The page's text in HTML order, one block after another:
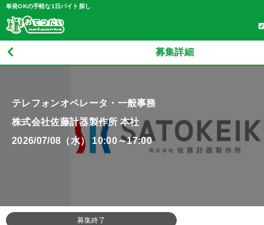
単発OKの手軽な1日バイト探し
募集詳細
テレフォンオペレータ・一般事務
株式会社佐藤計器製作所 本社
2026/07/08（水） 10:00～17:00
募集終了